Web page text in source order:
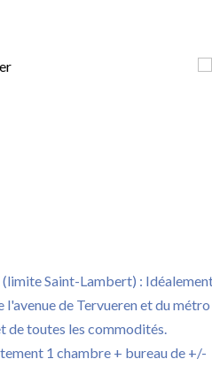
Saint-Lambert) :
de Tervueren et du métro
toutes les commodités.
1 chambre + bureau de +/-